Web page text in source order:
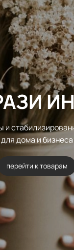
и
для дома и бизнеса
перейти к товарам